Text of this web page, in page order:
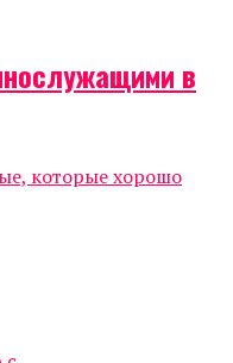
в
которые хорошо